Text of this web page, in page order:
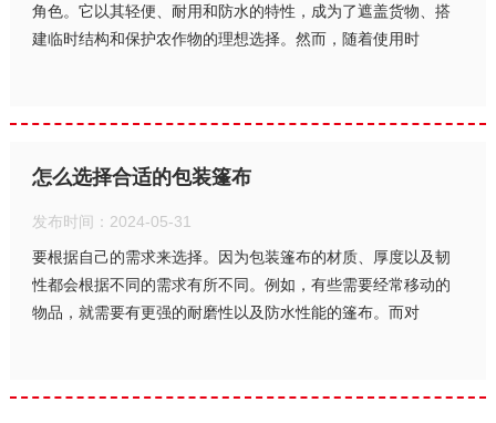
角色。它以其轻便、耐用和防水的特性，成为了遮盖货物、搭
建临时结构和保护农作物的理想选择。然而，随着使用时
怎么选择合适的包装篷布
发布时间：2024-05-31
要根据自己的需求来选择。因为包装篷布的材质、厚度以及韧
性都会根据不同的需求有所不同。例如，有些需要经常移动的
物品，就需要有更强的耐磨性以及防水性能的篷布。而对